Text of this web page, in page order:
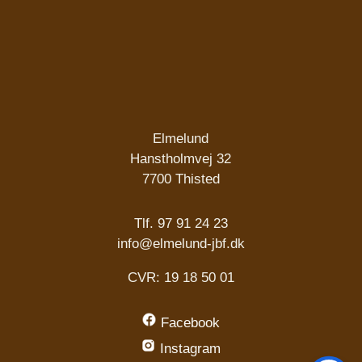
Elmelund
Hanstholmvej 32
7700 Thisted
Tlf. 97 91 24 23
info@elmelund-jbf.dk
CVR: 19 18 50 01
Facebook
Instagram